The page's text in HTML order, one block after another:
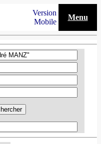
Version
Mobile
Menu